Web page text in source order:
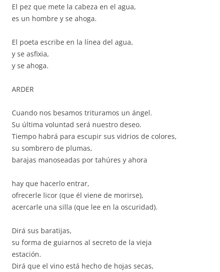
El pez que mete la cabeza en el agua,
es un hombre y se ahoga.
El poeta escribe en la línea del agua,
y se asfixia,
y se ahoga.
ARDER
Cuando nos besamos trituramos un ángel.
Su última voluntad será nuestro deseo.
Tiempo habrá para escupir sus vidrios de colores,
su sombrero de plumas,
barajas manoseadas por tahúres y ahora
hay que hacerlo entrar,
ofrecerle licor (que él viene de morirse),
acercarle una silla (que lee en la oscuridad).
Dirá sus baratijas,
su forma de guiarnos al secreto de la vieja
estación.
Dirá que el vino está hecho de hojas secas,